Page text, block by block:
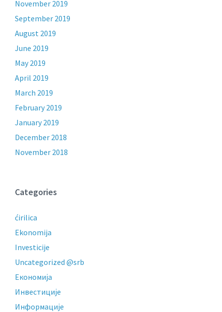
November 2019
September 2019
August 2019
June 2019
May 2019
April 2019
March 2019
February 2019
January 2019
December 2018
November 2018
Categories
ćirilica
Ekonomija
Investicije
Uncategorized @srb
Економија
Инвестиције
Информације